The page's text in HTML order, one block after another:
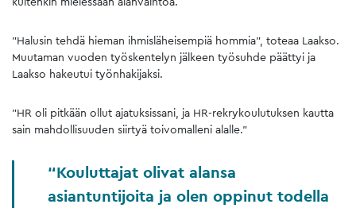
”Halusin tehdä hieman ihmisläheisempiä hommia”, toteaa Laakso.
Muutaman vuoden työskentelyn jälkeen työsuhde päättyi ja
Laakso hakeutui työnhakijaksi.
”HR oli pitkään ollut ajatuksissani, ja HR-rekrykoulutuksen kautta
sain mahdollisuuden siirtyä toivomalleni alalle.”
Kouluttajat olivat alansa
asiantuntijoita ja olen oppinut todella